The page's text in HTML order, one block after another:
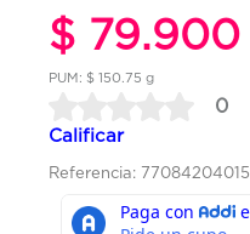
$ 79.900
PUM: $ 150.75 g
0
Calificar
Referencia: